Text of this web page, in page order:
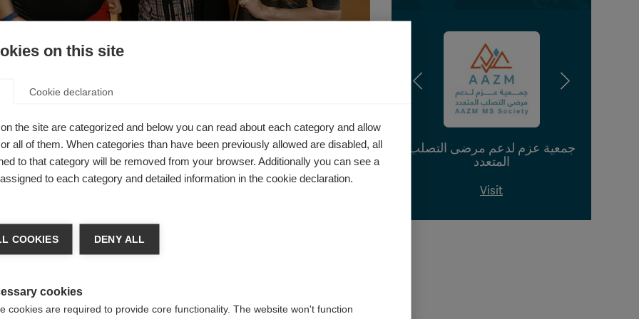
Kenia demostró la importancia de la colaboración internacional
el enfoque de la organización y desarrollar soluciones para
grupo de apoyo a una sociedad registrada que ofrece ayuda a
a sus familias.
con EM y NMO ha ido creciendo, y nuestra sociedad ha comenzado
estos problemas prepararía mejor a los miembros de la sociedad a
y del área metropolitana de Delaware de la Sociedad Nacional de
جمعية عزم لدعم مرضى التصلب
المتعدد
Visit
on this site
Cookie declaration
the site are categorized and below you can read about each category and allow
all of them. When categories than have been previously allowed are disabled, all
to that category will be removed from your browser. Additionally you can see a
to each category and detailed information in the cookie declaration.
COOKIES DENY ALL
cookies
cookies are required to provide core functionality. The website won't function